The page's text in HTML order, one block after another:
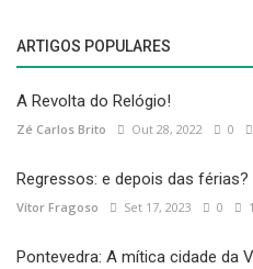
Fotografia |Juantiagues
ARTIGOS POPULARES
A Revolta do Relógio!
Zé Carlos Brito Out 28, 2022 0
Regressos: e depois das férias?
Vítor Fragoso Set 17, 2023 0
Pontevedra: A mítica cidade da